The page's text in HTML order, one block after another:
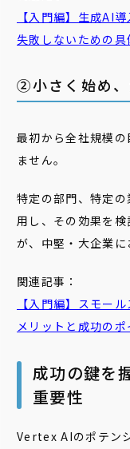
【入門編】生成AI
失敗しないための
②小さく始め、
最初から全社規模
ません。
特定の部門、特定
用し、その効果を
が、中堅・大企業に
関連記事：
【入門編】スモー
メリットと成功のポ
成功の鍵を
重要性
Vertex AIのポテン